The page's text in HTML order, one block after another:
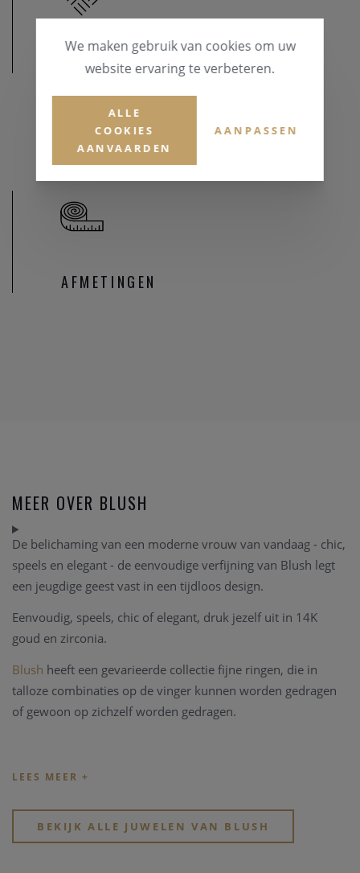
MATERIAAL
MATERIAAL & KLEUR
Goud 14 karaat
AFMETINGEN
MEER OVER BLUSH
De belichaming van een moderne vrouw van vandaag - chic,
speels en elegant - de eenvoudige verfijning van Blush legt
een jeugdige geest vast in een tijdloos design.
Eenvoudig, speels, chic of elegant, druk jezelf uit in 14K
goud en zirconia.
Blush heeft een gevarieerde collectie fijne ringen, die in
talloze combinaties op de vinger kunnen worden gedragen
of gewoon op zichzelf worden gedragen.
BEKIJK ALLE JUWELEN VAN BLUSH
We maken gebruik van cookies om uw
website ervaring te verbeteren.
ALLE
COOKIES
AANVAARDEN
AANPASSEN